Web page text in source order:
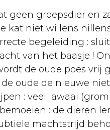
geen groepsdier en
kat niet willens
begeleiding :
van het baasje !
de oude poes vrij
de oude de nieuwe
: veel lawaai
: de dieren
machtstrijd